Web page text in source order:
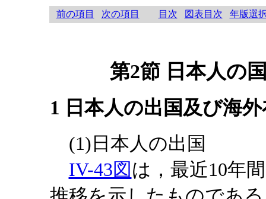
前の項目 次の項目 目次 図表目次 年版選
第2節 日本人の
1 日本人の出国及び海
(1)日本人の出国
IV-43図は，最近10年